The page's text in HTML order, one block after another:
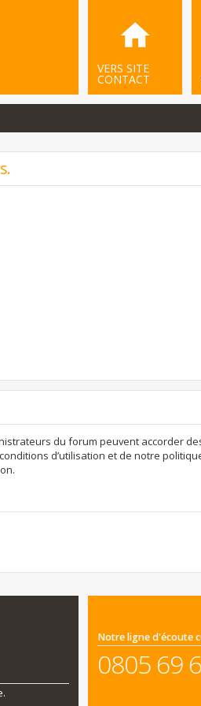
VERS SITE
CONTACT
du forum peuvent accorder
d’utilisation et de notre
Notre ligne d'écoute
0805 69